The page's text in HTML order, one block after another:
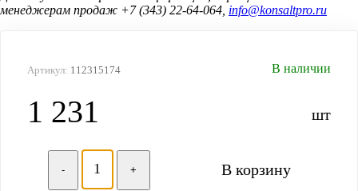
менеджерам продаж +7 (343) 22-64-064, info@konsaltpro.ru
Артикул: 112315174 В наличии
1 231 шт
- +
В корзину